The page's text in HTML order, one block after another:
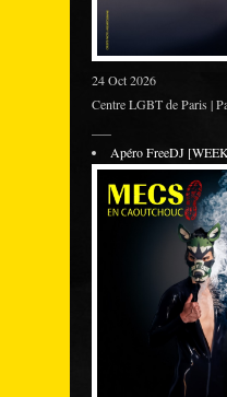
24 Oct 2026
Centre LGBT de Paris |
Apéro FreeDJ